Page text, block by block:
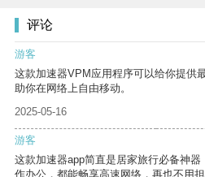
评论
游客
这款加速器VPM应用程序可以给你提供
助你在网络上自由移动。
2025-05-16
游客
这款加速器app简直是居家旅行必备神
作办公，都能畅享高速网络，再也不用